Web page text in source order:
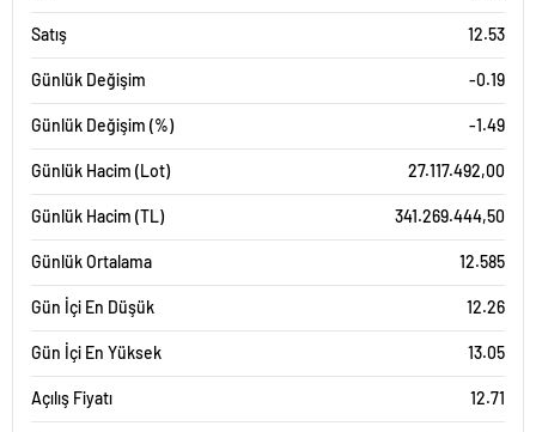
Satış 12.53
Günlük Değişim -0.19
Günlük Değişim (%) -1.49
Günlük Hacim (Lot) 27.117.492,00
Günlük Hacim (TL) 341.269.444,50
Günlük Ortalama 12.585
Gün İçi En Düşük 12.26
Gün İçi En Yüksek 13.05
Açılış Fiyatı 12.71